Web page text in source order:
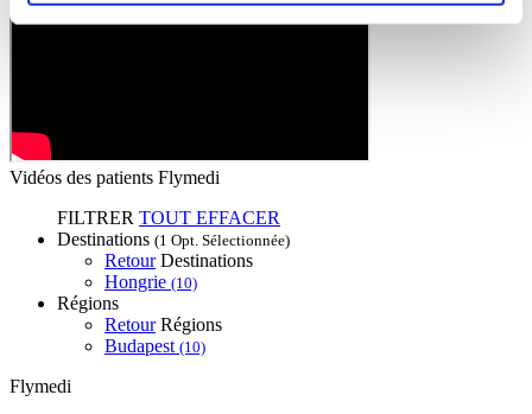
Vidéos des patients Flymedi
FILTRER TOUT EFFACER
Destinations (1 Opt. Sélectionnée)
Retour Destinations
Hongrie (10)
Régions
Retour Régions
Budapest (10)
Flymedi